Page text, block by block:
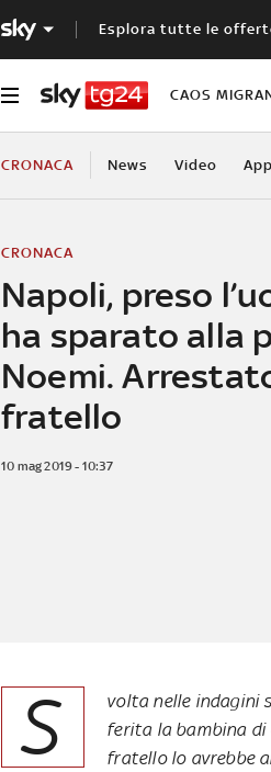
Esplora tutte le
CAOS
CRONACA News Video
Napoli, preso
ha sparato alla
Noemi.
fratello
CRONACA
10 mag 2019 - 10:37
S
volta nelle indagini
ferita la bambina di
fratello lo avrebbe